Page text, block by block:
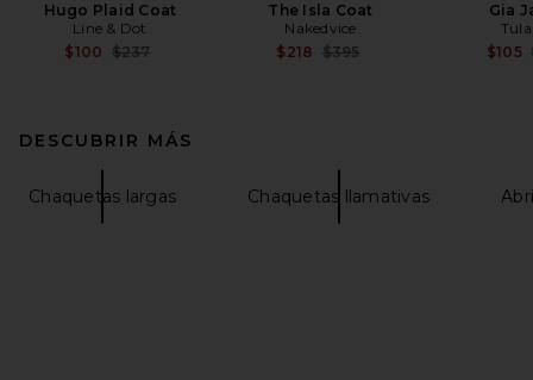
Hugo Plaid Coat
Line & Dot
$100 Previous price:
$237
The Isla Coat
Nakedvice
$218 Previous price:
$395
Gia
$105
DESCUBRIR MÁS
Chaquetas largas Chaquetas llamativas